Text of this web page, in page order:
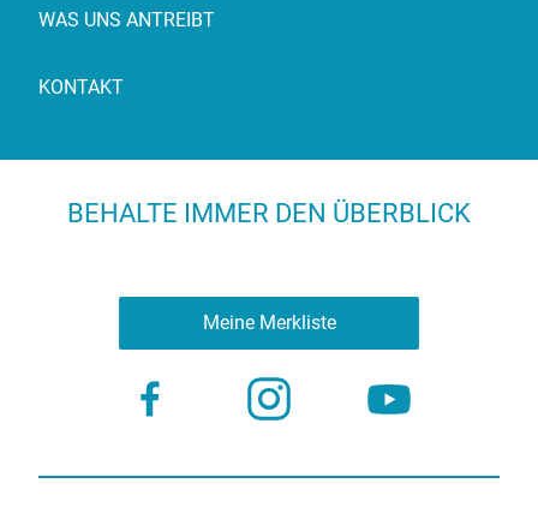
WAS UNS ANTREIBT
KONTAKT
BEHALTE IMMER DEN ÜBERBLICK
Meine Merkliste